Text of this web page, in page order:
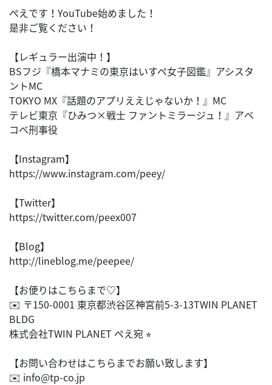
ぺえです！YouTube始めました！
是非ご覧ください！
【レギュラー出演中！】
BSフジ『橋本マナミの東京はいすぺ女子図鑑』アシスタ
ントMC
TOKYO MX『話題のアプリええじゃないか！』MC
テレビ東京『ひみつ×戦士 ファントミラージュ！』アベ
コベ刑事役
【Instagram】
https://www.instagram.com/peey/
【Twitter】
https://twitter.com/peex007
【Blog】
http://lineblog.me/peepee/
【お便りはこちらまで♡】
✉️ 〒150-0001 東京都渋谷区神宮前5-3-13TWIN PLANET
BLDG
株式会社TWIN PLANET ぺえ宛 ⭐︎
【お問い合わせはこちらまでお願い致します】
✉️ info@tp-co.jp